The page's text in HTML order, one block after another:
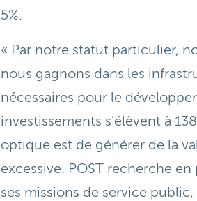
5%.
« Par notre statut particulier,
nous gagnons dans les
nécessaires pour le
investissements s’élèvent à
optique est de générer de la
excessive. POST recherche
ses missions de service